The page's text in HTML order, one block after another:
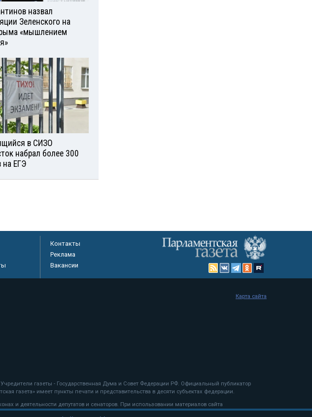
назвал
Зеленского на
«мышлением
в СИЗО
набрал более 300
на ЕГЭ
Контакты
Реклама
Вакансии
газеты - Государственная Дума и Совет Федерации РФ. Официальный публикатор
газета» имеет пункты печати и представительства в десяти субъектах федерации.
и деятельности депутатов и сенаторов. При использовании материалов сайта
Карта сайта